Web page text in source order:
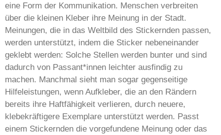
eine Form der Kommunikation. Menschen verbreiten
über die kleinen Kleber ihre Meinung in der Stadt.
Meinungen, die in das Weltbild des Stickernden passen,
werden unterstützt, indem die Sticker nebeneinander
geklebt werden: Solche Stellen werden bunter und sind
dadurch von Passant*innen leichter ausfindig zu
machen. Manchmal sieht man sogar gegenseitige
Hilfeleistungen, wenn Aufkleber, die an den Rändern
bereits ihre Haftfähigkeit verlieren, durch neuere,
klebekräftigere Exemplare unterstützt werden. Passt
einem Stickernden die vorgefundene Meinung oder das